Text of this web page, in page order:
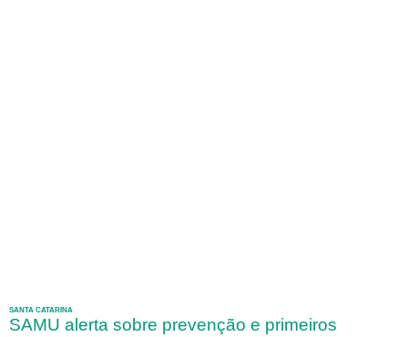
SANTA CATARINA
SAMU alerta sobre prevenção e primeiros